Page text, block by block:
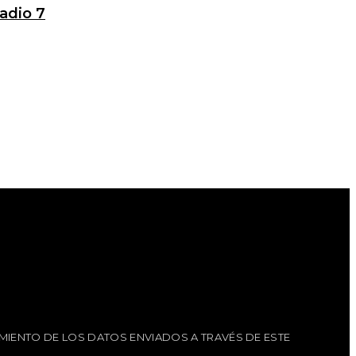
7
DE LOS DATOS ENVIADOS A TRAVÉS DE ESTE